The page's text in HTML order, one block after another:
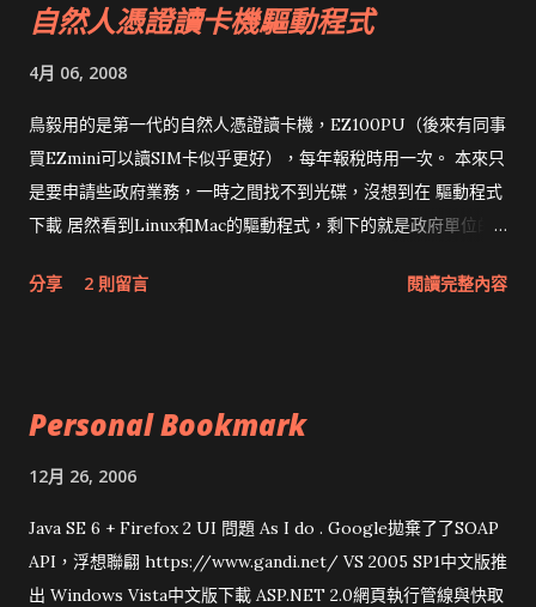
自然人憑證讀卡機驅動程式
4月 06, 2008
鳥毅用的是第一代的自然人憑證讀卡機，EZ100PU（後來有同事
買EZmini可以讀SIM卡似乎更好），每年報稅時用一次。 本來只
是要申請些政府業務，一時之間找不到光碟，沒想到在 驅動程式
下載 居然看到Linux和Mac的驅動程式，剩下的就是政府單位的
分享 2 則留言 閱讀完整內容
Personal Bookmark
12月 26, 2006
Java SE 6 + Firefox 2 UI 問題 As I do . Google拋棄了了SOAP
API，浮想聯翩 https://www.gandi.net/ VS 2005 SP1中文版推
出 Windows Vista中文版下載 ASP.NET 2.0網頁執行管線與快取